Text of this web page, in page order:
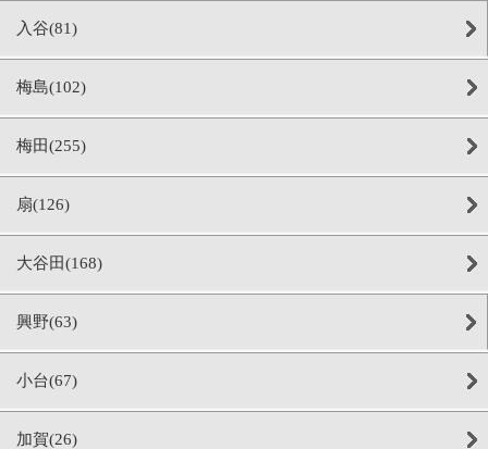
入谷(81)
梅島(102)
梅田(255)
扇(126)
大谷田(168)
興野(63)
小台(67)
加賀(26)